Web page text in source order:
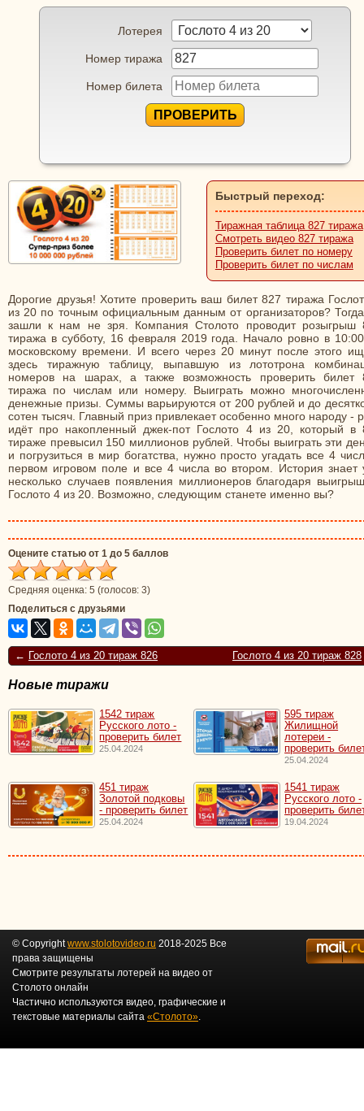
Лотерея
Номер тиража
Номер билета
ПРОВЕРИТЬ
Быстрый переход:
Тиражная таблица 827 тиража
Смотреть видео 827 тиража
Проверить билет по номеру
Проверить билет по числам
Дорогие друзья! Хотите проверить ваш билет 827 тиража
из 20 по точным официальным данным от организаторов?
зашли к нам не зря. Компания Столото проводит розыгрыш
тиража в субботу, 16 февраля 2019 года. Начало ровно в
московскому времени. И всего через 20 минут после этого
здесь тиражную таблицу, выпавшую из лототрона
номеров на шарах, а также возможность проверить билет
тиража по числам или номеру. Выиграть можно
денежные призы. Суммы варьируются от 200 рублей и до
сотен тысяч. Главный приз привлекает особенно много народу -
идёт про накопленный джек-пот Гослото 4 из 20, который в
тираже превысил 150 миллионов рублей. Чтобы выиграть эти
и погрузиться в мир богатства, нужно просто угадать все 4
первом игровом поле и все 4 числа во втором. История знает
несколько случаев появления миллионеров благодаря
Гослото 4 из 20. Возможно, следующим станете именно вы?
Оцените статью от 1 до 5 баллов
Средняя оценка: 5 (голосов: 3)
Поделиться с друзьями
← Гослото 4 из 20 тираж 826 Гослото 4 из 20 тираж 828
Новые тиражи
1542 тираж
Русского лото -
проверить билет
25.04.2024
595 тираж
Жилищной
лотереи -
проверить
25.04.2024
451 тираж
Золотой подковы
- проверить билет
25.04.2024
1541 тираж
Русского лото -
проверить
19.04.2024
© Copyrightwww.stolotovideo.ru 2018-2025 Все
права защищены
Смотрите результаты лотерей на видео от
Столото онлайн
Частично используются видео, графические и
текстовые материалы сайта «Столото».